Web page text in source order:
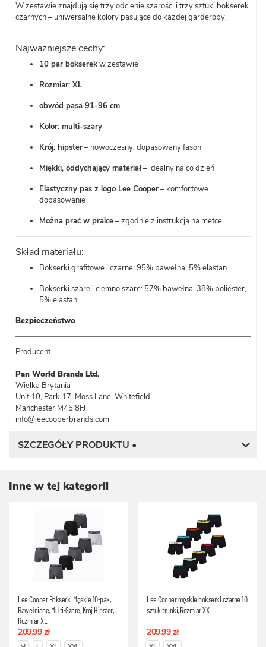
W zestawie znajdują się trzy odcienie szarości i trzy sztuki bokserek
czarnych – uniwersalne kolory pasujące do każdej garderoby.
Najważniejsze cechy:
10 par bokserekw zestawie
Rozmiar: XL
obwód pasa 91-96 cm
Kolor: multi-szary
Krój: hipster– nowoczesny, dopasowany fason
Miękki, oddychający materiał– idealny na co dzień
Elastyczny pas z logo Lee Cooper– komfortowe
dopasowanie
Można prać w pralce– zgodnie z instrukcją na metce
Skład materiału:
Bokserki grafitowe i czarne: 95% bawełna, 5% elastan
Bokserki szare i ciemno szare: 57% bawełna, 38% poliester,
5% elastan
Bezpieczeństwo
Producent
Pan World Brands Ltd.
Wielka Brytania
Unit 10, Park 17, Moss Lane, Whitefield,
Manchester M45 8FJ
info@leecooperbrands.com
SZCZEGÓŁY PRODUKTU •
Inne w tej kategorii
Lee Cooper Bokserki Męskie 10-pak,
Bawełniane, Multi-Szare, Krój Hipster,
Rozmiar XL
209.99 zł
Lee Cooper męskie bokserki czarne 10
sztuk trunki, Rozmiar XXL
209.99 zł